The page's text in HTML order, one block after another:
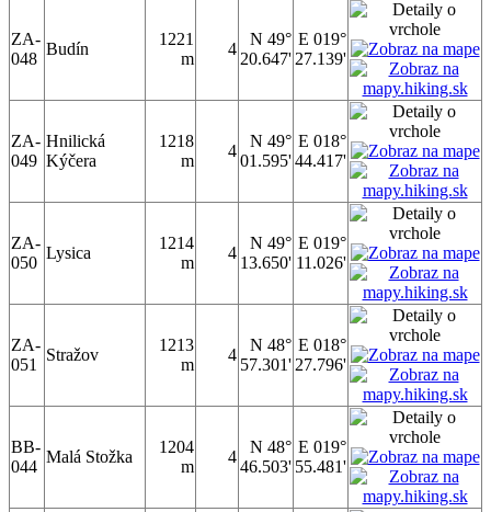
ZA-
048
Budín
1221
m
4
N 49°
20.647'
E 019°
27.139'
ZA-
049
Hnilická
Kýčera
1218
m
4
N 49°
01.595'
E 018°
44.417'
ZA-
050
Lysica
1214
m
4
N 49°
13.650'
E 019°
11.026'
ZA-
051
Stražov
1213
m
4
N 48°
57.301'
E 018°
27.796'
BB-
044
Malá Stožka
1204
m
4
N 48°
46.503'
E 019°
55.481'